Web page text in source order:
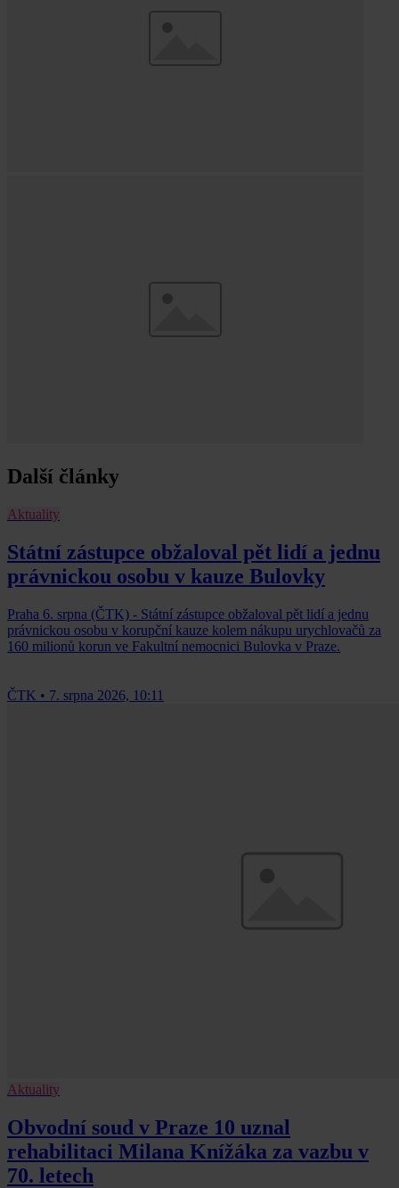
Další články
Aktuality
Státní zástupce obžaloval pět lidí a jednu
právnickou osobu v kauze Bulovky
Praha 6. srpna (ČTK) - Státní zástupce obžaloval pět lidí a jednu
právnickou osobu v korupční kauze kolem nákupu urychlovačů za
160 milionů korun ve Fakultní nemocnici Bulovka v Praze.
ČTK • 7. srpna 2026, 10:11
Aktuality
Obvodní soud v Praze 10 uznal
rehabilitaci Milana Knížáka za vazbu v
70. letech